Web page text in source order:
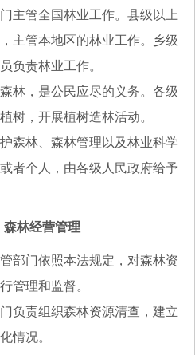
主管全国林业工作。县级以上
主管本地区的林业工作。乡级
负责林业工作。
林，是公民应尽的义务。各级
树，开展植树造林活动。
森林、森林管理以及林业科学
者个人，由各级人民政府给予
林经营管理
门依照本法规定，对森林资
管理和监督。
负责组织森林资源清查，建立
情况。